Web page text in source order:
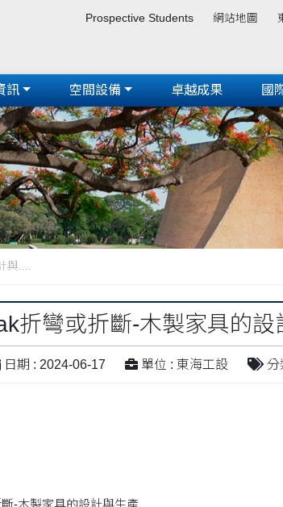
Prospective Students 網站地圖
訊 空間設備 卓越成果 國
與....
折彎或折斷-木製家具的設
日期 : 2024-06-17 單位 : 東海工設 分
-木製家具的設計與生產